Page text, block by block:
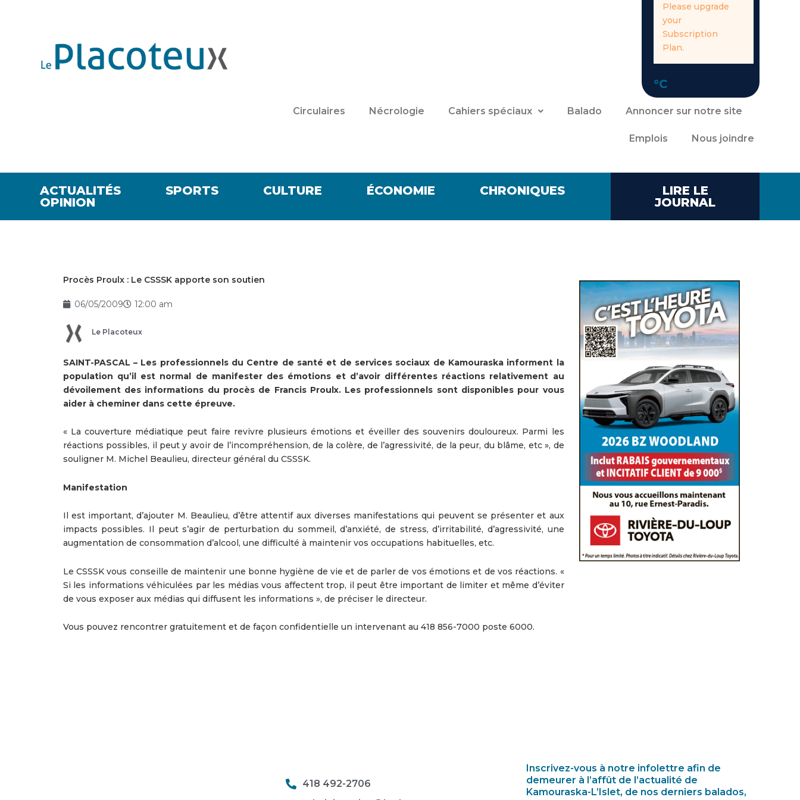
Please upgrade
your
Subscription
Plan.
°C
Circulaires Nécrologie Cahiers spéciaux Balado Annoncer sur notre site
Emplois Nous joindre
ACTUALITÉS SPORTS CULTURE ÉCONOMIE
CHRONIQUES
OPINION
LIRE LE
JOURNAL
Procès Proulx : Le CSSSK apporte son soutien
06/05/2009 12:00 am
Le Placoteux
SAINT-PASCAL – Les professionnels du Centre de santé et de services sociaux de Kamouraska informent la
population qu’il est normal de manifester des émotions et d’avoir différentes réactions relativement au
dévoilement des informations du procès de Francis Proulx. Les professionnels sont disponibles pour vous
aider à cheminer dans cette épreuve.
« La couverture médiatique peut faire revivre plusieurs émotions et éveiller des souvenirs douloureux. Parmi les
réactions possibles, il peut y avoir de l’incompréhension, de la colère, de l’agressivité, de la peur, du blâme, etc », de
souligner M. Michel Beaulieu, directeur général du CSSSK.
Manifestation
Il est important, d’ajouter M. Beaulieu, d’être attentif aux diverses manifestations qui peuvent se présenter et aux
impacts possibles. Il peut s’agir de perturbation du sommeil, d’anxiété, de stress, d’irritabilité, d’agressivité, une
augmentation de consommation d’alcool, une difficulté à maintenir vos occupations habituelles, etc.
Le CSSSK vous conseille de maintenir une bonne hygiène de vie et de parler de vos émotions et de vos réactions. «
Si les informations véhiculées par les médias vous affectent trop, il peut être important de limiter et même d’éviter
de vous exposer aux médias qui diffusent les informations », de préciser le directeur.
Vous pouvez rencontrer gratuitement et de façon confidentielle un intervenant au 418 856-7000 poste 6000.
418 492-2706
Inscrivez-vous à notre infolettre afin de
demeurer à l’affût de l’actualité de
Kamouraska-L’Islet, de nos derniers balados,